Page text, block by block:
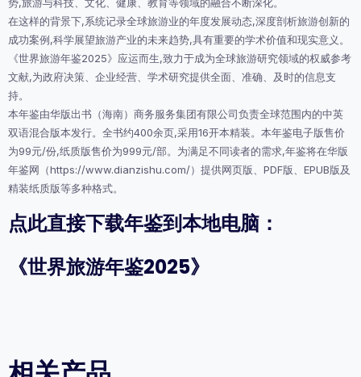
在这样的背景下,系统记录全球旅游业的年度发展动态,深度剖析旅游创新的
成功案例,科学展望旅游产业的未来趋势,具有重要的学术价值和现实意义。
《世界旅游年鉴2025》应运而生,致力于成为全球旅游研究领域的权威参考
文献,为政府决策、企业经营、学术研究提供全面、准确、及时的信息支
持。
本年鉴由华版出书（海南）商务服务集团有限公司负责全球范围内的中英
双语混合版本发行。全书约400余页,采用16开本精装。本年鉴电子版售价
为99元/份,纸质版售价为999元/部。为满足不同读者的需求,年鉴将在华版
年鉴网（https://www.dianzishu.com/）提供网页版、PDF版、EPUB版及
精装纸质版等多种格式。
点此直接下载年鉴到本地电脑：
《世界旅游年鉴2025》